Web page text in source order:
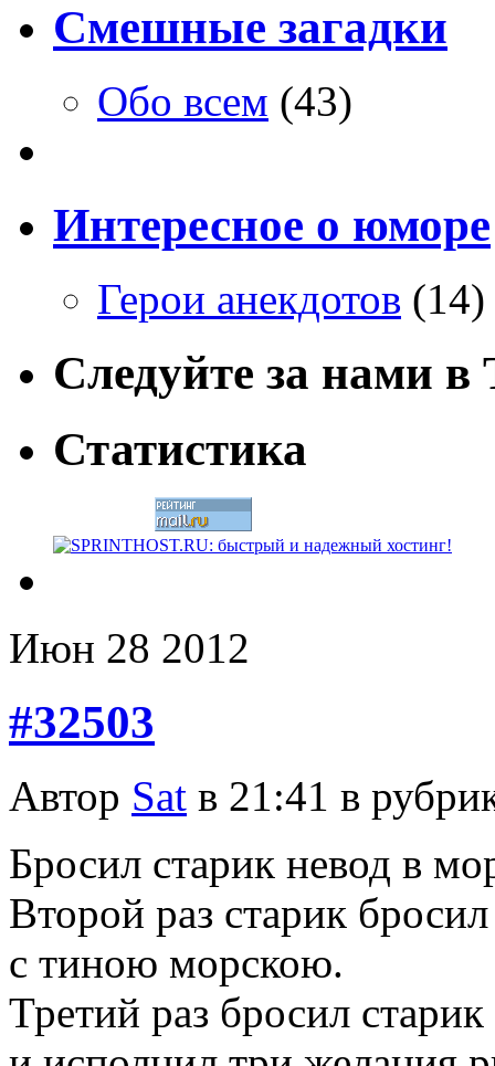
Смешные загадки
Обо всем (43)
Интересное о юморе
Герои анекдотов (14)
Следуйте за нами
Статистика
Июн 28 2012
#32503
Автор Sat в 21:41 в
Бросил старик невод в
Второй раз старик
с тиною морскою.
Третий раз бросил